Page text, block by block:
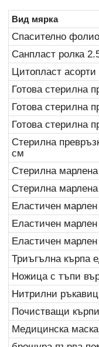
Вид мярка
Спасително
Санпласт ролка
Цитопласт асорти
Готова стерилна
Готова стерилна
Готова стерилна
Стерилна
см
Стерилна
Стерилна
Еластичен
Еластичен
Еластичен
Триъгълна кърпа
Ножица с тъпи
Нитрилни
Почистващи
Медицинска